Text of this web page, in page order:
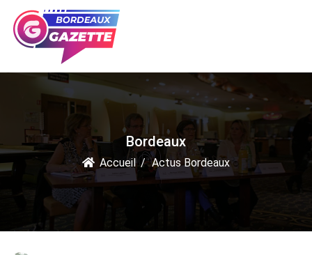
Bordeaux
Accueil Actus Bordeaux